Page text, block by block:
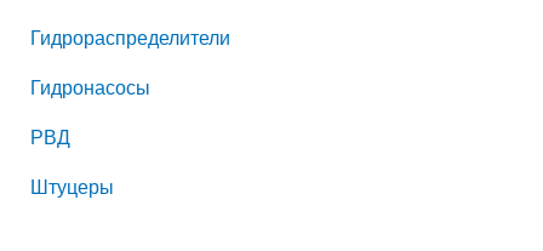
Гидрораспределители
Гидронасосы
РВД
Штуцеры